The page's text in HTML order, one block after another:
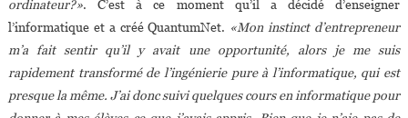
ordinateur?». C’est à ce moment qu’il a décidé d’enseigner
l’informatique et a créé QuantumNet. «Mon instinct d’entrepreneur
m’a fait sentir qu’il y avait une opportunité, alors je me suis
rapidement transformé de l’ingénierie pure à l’informatique, qui est
presque la même. J’ai donc suivi quelques cours en informatique pour